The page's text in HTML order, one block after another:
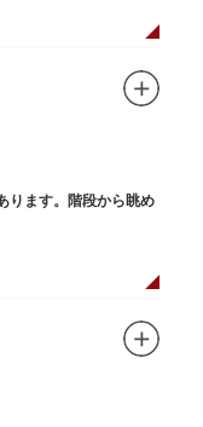
、巡る社寺が9ヶ所あ
て、鳩は「集まる」と
拝しましょう。
を中心として広く各所
らの名跡も訪ねながら
を与えてくれることで
ります。階段から眺め